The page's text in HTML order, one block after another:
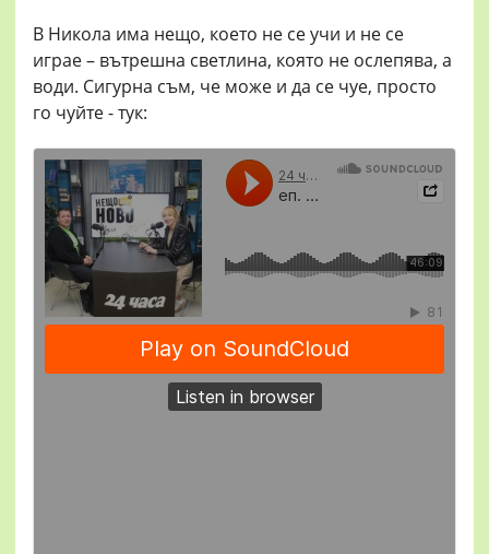
В Никола има нещо, което не се учи и не се
играе – вътрешна светлина, която не ослепява, а
води. Сигурна съм, че може и да се чуе, просто
го чуйте - тук: